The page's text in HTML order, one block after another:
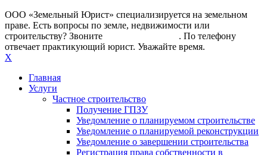
ООО «Земельный Юрист» специализируется на земельном
праве. Есть вопросы по земле, недвижимости или
строительству? Звоните
. По телефону
отвечает практикующий юрист. Уважайте время.
X
Главная
Услуги
Частное строительство
Получение ГПЗУ
Уведомление о планируемом строительстве
Уведомление о планируемой реконструкции
Уведомление о завершении строительства
Регистрация права собственности в